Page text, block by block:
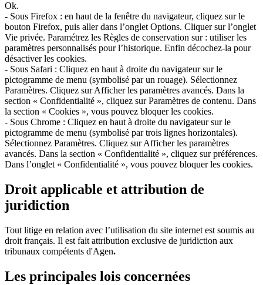
Ok.
- Sous Firefox : en haut de la fenêtre du navigateur, cliquez sur le
bouton Firefox, puis aller dans l’onglet Options. Cliquer sur l’onglet
Vie privée. Paramétrez les Règles de conservation sur : utiliser les
paramètres personnalisés pour l’historique. Enfin décochez-la pour
désactiver les cookies.
- Sous Safari : Cliquez en haut à droite du navigateur sur le
pictogramme de menu (symbolisé par un rouage). Sélectionnez
Paramètres. Cliquez sur Afficher les paramètres avancés. Dans la
section « Confidentialité », cliquez sur Paramètres de contenu. Dans
la section « Cookies », vous pouvez bloquer les cookies.
- Sous Chrome : Cliquez en haut à droite du navigateur sur le
pictogramme de menu (symbolisé par trois lignes horizontales).
Sélectionnez Paramètres. Cliquez sur Afficher les paramètres
avancés. Dans la section « Confidentialité », cliquez sur préférences.
Dans l’onglet « Confidentialité », vous pouvez bloquer les cookies.
Droit applicable et attribution de
juridiction
Tout litige en relation avec l’utilisation du site internet est soumis au
droit français. Il est fait attribution exclusive de juridiction aux
tribunaux compétents d'Agen.
Les principales lois concernées